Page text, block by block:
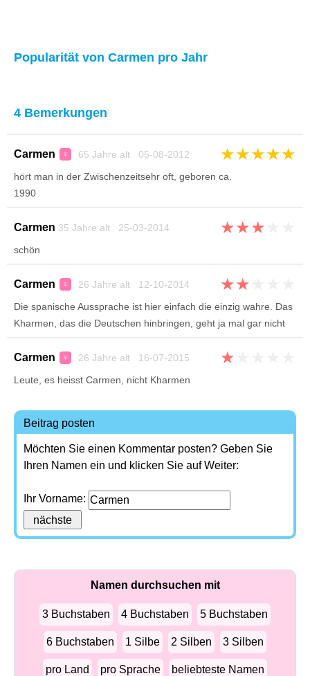
Popularität von Carmen pro Jahr
4 Bemerkungen
Carmen ♀ 65 Jahre alt 05-08-2012 ★★★★★
hört man in der Zwischenzeitsehr oft, geboren ca.
1990
Carmen 35 Jahre alt 25-03-2014 ★★★
schön
Carmen ♀ 26 Jahre alt 12-10-2014 ★★
Die spanische Aussprache ist hier einfach die einzig wahre. Das
Kharmen, das die Deutschen hinbringen, geht ja mal gar nicht
Carmen ♀ 26 Jahre alt 16-07-2015 ★
Leute, es heisst Carmen, nicht Kharmen
Beitrag posten
Möchten Sie einen Kommentar posten? Geben Sie
Ihren Namen ein und klicken Sie auf Weiter:
Ihr Vorname:
Namen durchsuchen mit
3 Buchstaben 4 Buchstaben 5 Buchstaben
6 Buchstaben 1 Silbe 2 Silben 3 Silben
pro Land pro Sprache beliebteste Namen